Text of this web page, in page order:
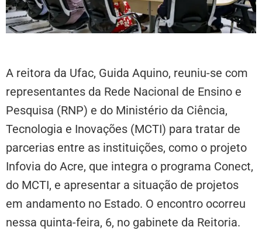
A reitora da Ufac, Guida Aquino, reuniu-se com
representantes da Rede Nacional de Ensino e
Pesquisa (RNP) e do Ministério da Ciência,
Tecnologia e Inovações (MCTI) para tratar de
parcerias entre as instituições, como o projeto
Infovia do Acre, que integra o programa Conect,
do MCTI, e apresentar a situação de projetos
em andamento no Estado. O encontro ocorreu
nessa quinta-feira, 6, no gabinete da Reitoria.